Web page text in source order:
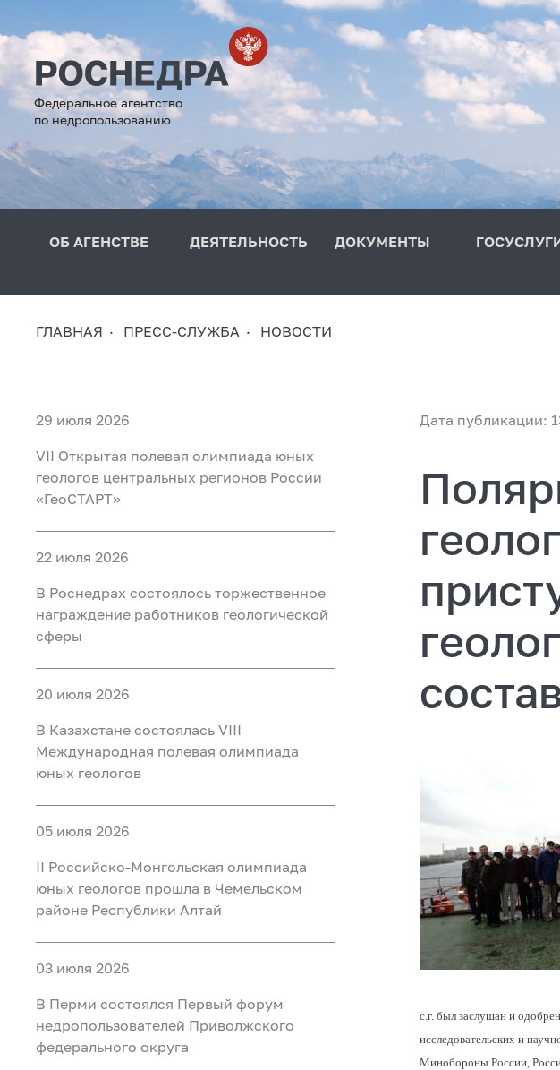
Федеральное агентство
по недропользованию
ОБ АГЕНСТВЕ ДЕЯТЕЛЬНОСТЬ ДОКУМЕНТЫ
ГЛАВНАЯ ПРЕСС-СЛУЖБА НОВОСТИ
29 июля 2026
VII Открытая полевая олимпиада юных
геологов центральных регионов России
«ГеоСТАРТ»
22 июля 2026
В Роснедрах состоялось торжественное
награждение работников геологической
сферы
20 июля 2026
В Казахстане состоялась VIII
Международная полевая олимпиада
юных геологов
05 июля 2026
II Российско‑Монгольская олимпиада
юных геологов прошла в Чемельском
районе Республики Алтай
03 июля 2026
В Перми состоялся Первый форум
недропользователей Приволжского
федерального округа
Дата публикации:
с.г. был заслушан и
исследовательских и
Минобороны России,